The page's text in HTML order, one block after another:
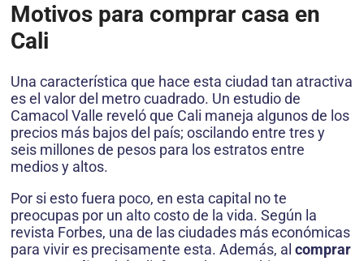
Motivos para comprar casa en
Cali
Una característica que hace esta ciudad tan atractiva
es el valor del metro cuadrado. Un estudio de
Camacol Valle reveló que Cali maneja algunos de los
precios más bajos del país; oscilando entre tres y
seis millones de pesos para los estratos entre
medios y altos.
Por si esto fuera poco, en esta capital no te
preocupas por un alto costo de la vida. Según la
revista Forbes, una de las ciudades más económicas
para vivir es precisamente esta. Además, al comprar